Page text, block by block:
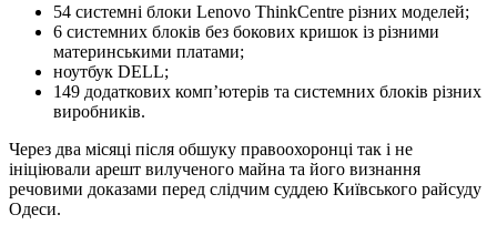
54 системні блоки Lenovo ThinkCentre різних моделей;
6 системних блоків без бокових кришок із різними
материнськими платами;
ноутбук DELL;
149 додаткових комп’ютерів та системних блоків різних
виробників.
Через два місяці після обшуку правоохоронці так і не
ініціювали арешт вилученого майна та його визнання
речовими доказами перед слідчим суддею Київського райсуду
Одеси.